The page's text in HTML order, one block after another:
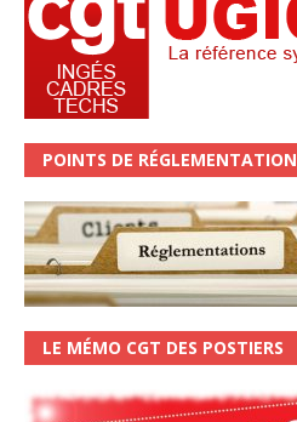
POINTS DE RÉGLEMENTATION
LE MÉMO CGT DES POSTIERS